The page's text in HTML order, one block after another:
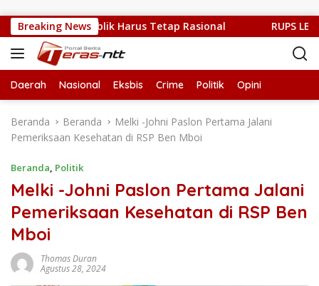
Breaking News
Sulit, Kritik Publik Harus Tetap Rasional RUPS LB
Daerah Nasional Eksbis Crime Politik Opini
Beranda Beranda
Melki -Johni Paslon Pertama Jalani
Pemeriksaan Kesehatan di RSP Ben Mboi
Beranda, Politik
Melki -Johni Paslon Pertama Jalani
Pemeriksaan Kesehatan di RSP Ben
Mboi
Thomas Duran
Agustus 28, 2024